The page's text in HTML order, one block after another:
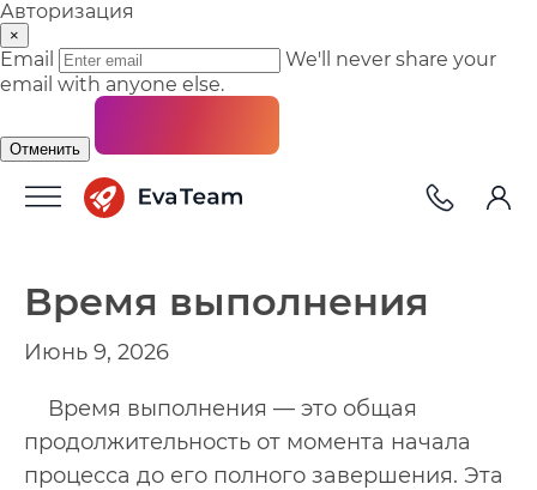
Авторизация
×
Email
We'll never share your
email with anyone else.
Отменить
Время выполнения
Июнь 9, 2026
Время выполнения — это общая
продолжительность от момента начала
процесса до его полного завершения. Эта